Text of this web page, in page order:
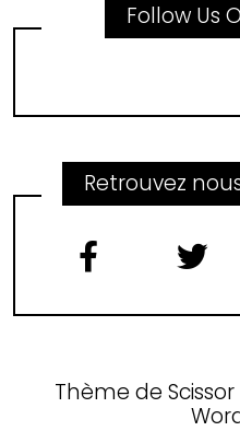
Follow Us
Retrouvez
Thème de